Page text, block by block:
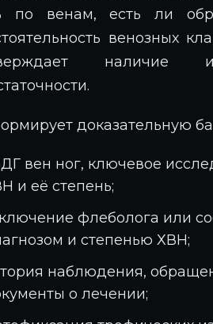
по венам, есть ли
венозных
наличие
доказательную
вен ног, ключевое
и её степень;
флеболога или
и степенью ХВН;
наблюдения,
о лечении;